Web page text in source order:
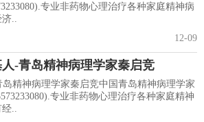
专业非药物心理治疗各种家庭精神病
..
12-09
-青岛精神病理学家秦启竞
精神病理学家秦启竞中国青岛精神病理学家
专业非药物心理治疗各种家庭精神
..